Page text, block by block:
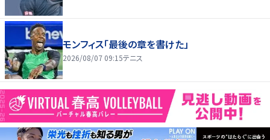
モンフィス「最後の章を書けた」
2026/08/07 09:15テニス